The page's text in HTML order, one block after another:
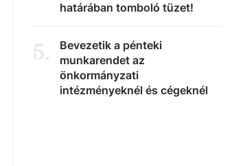
határában tomboló tüzet!
5.
Bevezetik a pénteki
munkarendet az
önkormányzati
intézményeknél és cégeknél